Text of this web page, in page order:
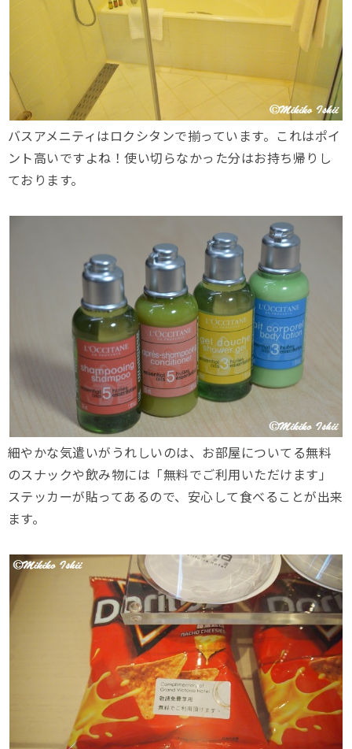
バスアメニティはロクシタンで揃っています。これはポイ
ント高いですよね！使い切らなかった分はお持ち帰りし
ております。
細やかな気遣いがうれしいのは、お部屋についてる無料
のスナックや飲み物には「無料でご利用いただけます」
ステッカーが貼ってあるので、安心して食べることが出来
ます。